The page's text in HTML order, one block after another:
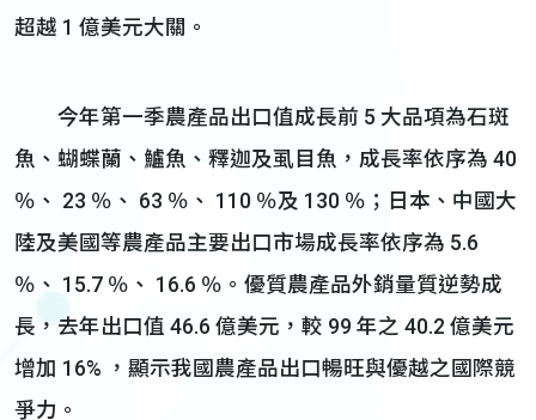
超越 1 億美元大關。
今年第一季農產品出口值成長前 5 大品項為石斑
魚、蝴蝶蘭、鱸魚、釋迦及虱目魚，成長率依序為 40
％、 23 ％、 63 ％、 110 ％及 130 ％；日本、中國大
陸及美國等農產品主要出口市場成長率依序為 5.6
％、 15.7 ％、 16.6 ％。優質農產品外銷量質逆勢成
長，去年出口值 46.6 億美元，較 99 年之 40.2 億美元
增加 16% ，顯示我國農產品出口暢旺與優越之國際競
爭力。